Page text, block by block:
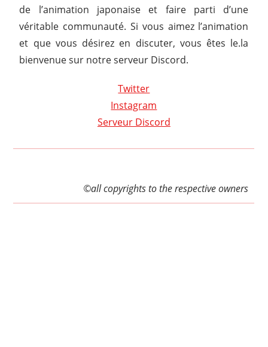
de l’animation japonaise et faire parti d’une
véritable communauté. Si vous aimez l’animation
et que vous désirez en discuter, vous êtes le.la
bienvenue sur notre serveur Discord.
Twitter
Instagram
Serveur Discord
©all copyrights to the respective owners